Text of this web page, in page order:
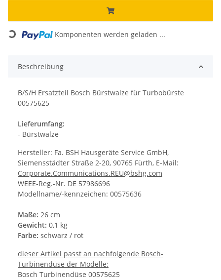
Loading... Komponenten werden geladen ...
Beschreibung
B/S/H Ersatzteil Bosch Bürstwalze für Turbobürste
00575625
Lieferumfang:
- Bürstwalze
Hersteller: Fa. BSH Hausgeräte Service GmbH,
Siemensstädter Straße 2-20, 90765 Fürth, E-Mail:
Corporate.Communications.REU@bshg.com
WEEE-Reg.-Nr. DE 57986696
Modellname/-kennzeichen: 00575636
Maße: 26 cm
Gewicht: 0,1 kg
Farbe: schwarz / rot
dieser Artikel passt an nachfolgende Bosch-
Turbinendüse der Modelle:
Bosch Turbinendüse 00575625